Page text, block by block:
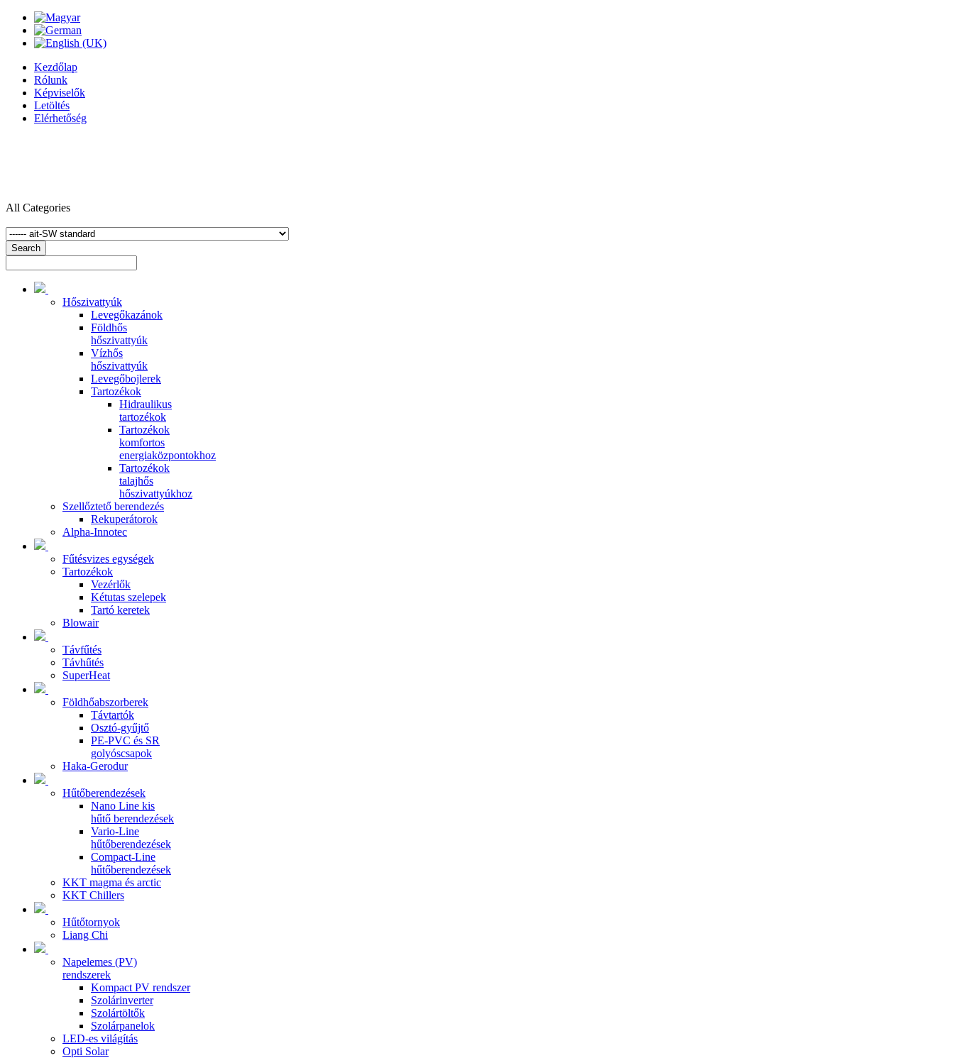
Kezdőlap
Rólunk
Képviselők
Letöltés
Elérhetőség
All Categories
Search
Hőszivattyúk
Levegőkazánok
Földhős
hőszivattyúk
Vízhős
hőszivattyúk
Levegőbojlerek
Tartozékok
Hidraulikus
tartozékok
Tartozékok
komfortos
energiaközpontokhoz
Tartozékok
talajhős
hőszivattyúkhoz
Szellőztető berendezés
Rekuperátorok
Alpha-Innotec
Fűtésvizes egységek
Tartozékok
Vezérlők
Kétutas szelepek
Tartó keretek
Blowair
Távfűtés
Távhűtés
SuperHeat
Földhőabszorberek
Távtartók
Osztó-gyűjtő
PE-PVC és SR
golyóscsapok
Haka-Gerodur
Hűtőberendezések
Nano Line kis
hűtő berendezések
Vario-Line
hűtőberendezések
Compact-Line
hűtőberendezések
KKT magma és arctic
KKT Chillers
Hűtőtornyok
Liang Chi
Napelemes (PV)
rendszerek
Kompact PV rendszer
Szolárinverter
Szolártöltők
Szolárpanelok
LED-es világítás
Opti Solar